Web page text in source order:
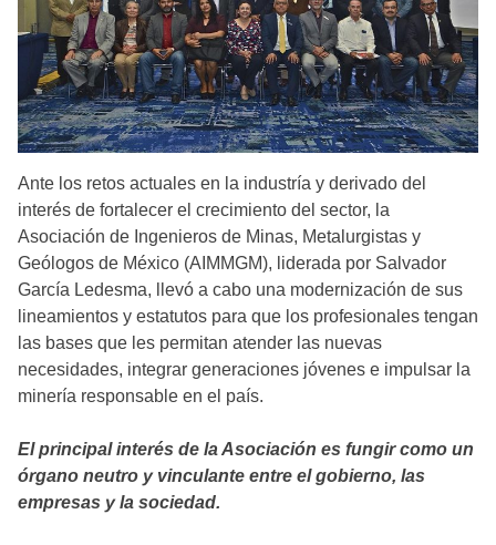
Ante los retos actuales en la industría y derivado del
interés de fortalecer el crecimiento del sector, la
Asociación de Ingenieros de Minas, Metalurgistas y
Geólogos de México (AIMMGM), liderada por Salvador
García Ledesma, llevó a cabo una modernización de sus
lineamientos y estatutos para que los profesionales tengan
las bases que les permitan atender las nuevas
necesidades, integrar generaciones jóvenes e impulsar la
minería responsable en el país.
El principal interés de la Asociación es fungir como un
órgano neutro y vinculante entre el gobierno, las
empresas y la sociedad.